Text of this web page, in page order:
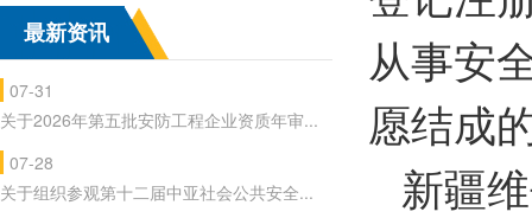
最新资讯
07-31
关于2026年第五批安防工程企业资质年审...
07-28
关于组织参观第十二届中亚社会公共安全...
从事安
愿结成
新疆